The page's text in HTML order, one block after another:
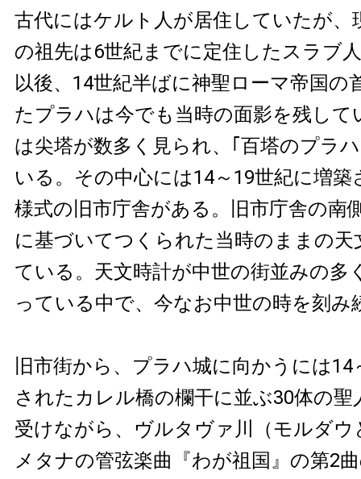
古代にはケルト人が居住していたが、
の祖先は6世紀までに定住したスラブ
以後、14世紀半ばに神聖ローマ帝国の
たプラハは今でも当時の面影を残して
は尖塔が数多く見られ、｢百塔のプラ
いる。その中心には14～19世紀に増
様式の旧市庁舎がある。旧市庁舎の南
に基づいてつくられた当時のままの天
ている。天文時計が中世の街並みの多
っている中で、今なお中世の時を刻み
旧市街から、プラハ城に向かうには14
されたカレル橋の欄干に並ぶ30体の聖
受けながら、ヴルタヴァ川（モルダウ
メタナの管弦楽曲『わが祖国』の第2